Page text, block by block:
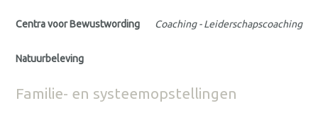
Centra voor Bewustwording Coaching - Leiderschapscoaching
Natuurbeleving
Familie- en systeemopstellingen